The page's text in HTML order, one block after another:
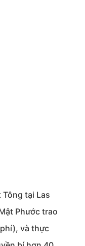
Tông tại Las
Phước trao
và thực